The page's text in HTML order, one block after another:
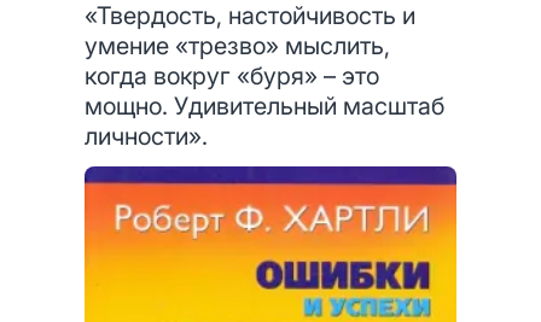
«Твердость, настойчивость и
умение «трезво» мыслить,
когда вокруг «буря» – это
мощно. Удивительный масштаб
личности».